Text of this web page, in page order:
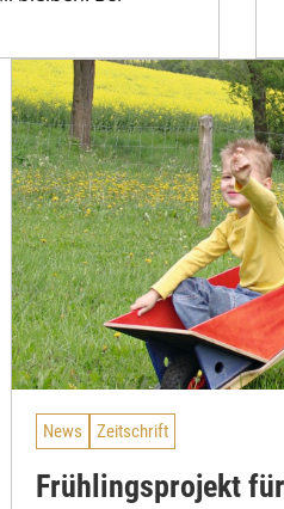
News Zeitschrift
Frühlingsprojekt